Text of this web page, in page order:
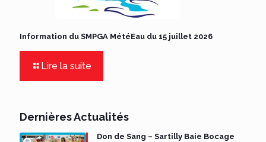
Information du SMPGA MétéEau du 15 juillet 2026
Lire la suite
Dernières Actualités
Don de Sang – Sartilly Baie Bocage